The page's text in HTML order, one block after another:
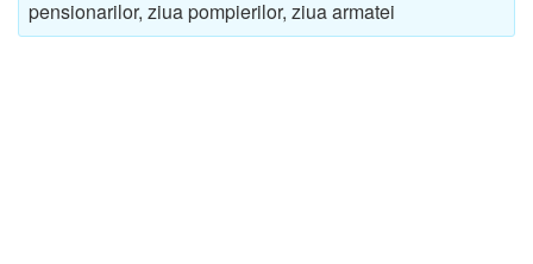
Felicitari
pensionarilor, ziua pompierilor, ziua armatei